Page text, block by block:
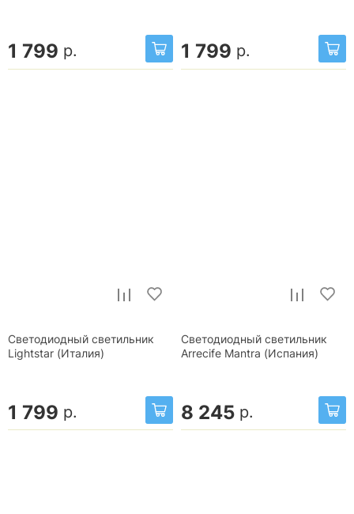
1 799 р. 1 799 р.
Светодиодный светильник
Lightstar (Италия)
1 799 р.
Светодиодный светильник
Arrecife Mantra (Испания)
8 245 р.